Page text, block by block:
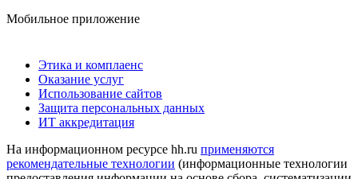
Мобильное приложение
Этика и комплаенс
Оказание услуг
Использование сайтов
Защита персональных данных
ИТ аккредитация
На информационном ресурсе hh.ru применяются
рекомендательные технологии (информационные технологии